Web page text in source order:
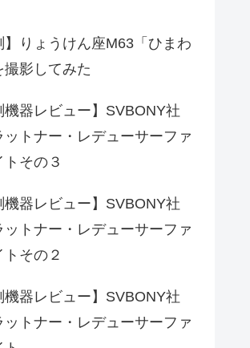
】りょうけん座M63「ひまわ
撮影してみた
機器レビュー】SVBONY社
ットナー・レデューサーファ
その３
機器レビュー】SVBONY社
ットナー・レデューサーファ
その２
機器レビュー】SVBONY社
ットナー・レデューサーファ